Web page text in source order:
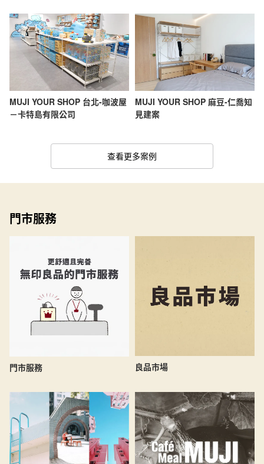
MUJI YOUR SHOP 台北-咖波屋
－卡特島有限公司
MUJI YOUR SHOP 麻豆-仁喬知
見建案
查看更多案例
門市服務
門市服務 良品市場